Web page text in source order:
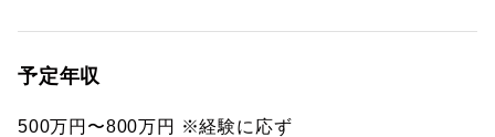
予定年収
500万円〜800万円 ※経験に応ず